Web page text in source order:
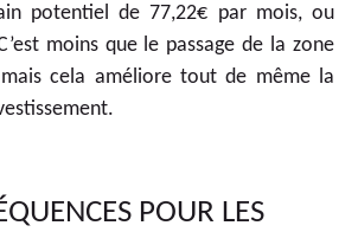
potentiel de 77,22€ par mois, ou
moins que le passage de la zone
cela améliore tout de même la
POUR LES